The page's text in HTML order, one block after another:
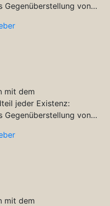
Gegenüberstellung von…
mit dem
jeder Existenz:
Gegenüberstellung von…
mit dem